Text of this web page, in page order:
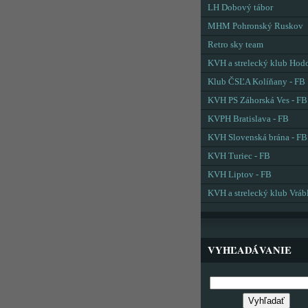
LH Dobový tábor
MHM Pohronský Ruskov
Retro sky team
KVH a strelecký klub
Klub ČSĽA Kolíňany - FB
KVH PS Záhorská Ves - FB
KVPH Bratislava - FB
KVH Slovenská brána - FB
KVH Turiec - FB
KVH Liptov - FB
KVH a strelecký klub
VYHĽADÁVANIE